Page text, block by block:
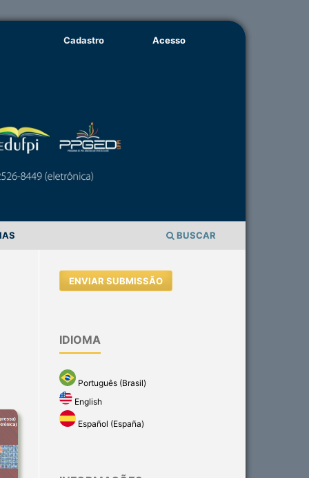
BUSCAR
Cadastro Acesso
ENVIAR SUBMISSÃO
IDIOMA
Português (Brasil)
English
Español (España)